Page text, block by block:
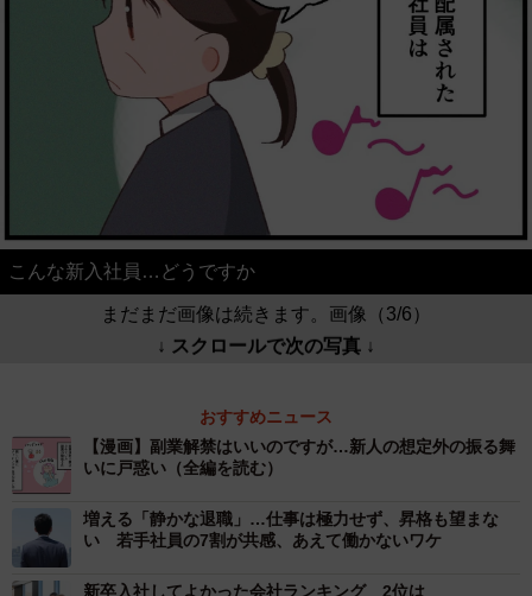
こんな新入社員…どうですか
まだまだ画像は続きます。画像（3/6）
↓ スクロールで次の写真 ↓
おすすめニュース
【漫画】副業解禁はいいのですが…新人の想定外の振る舞
いに戸惑い（全編を読む）
増える「静かな退職」…仕事は極力せず、昇格も望まな
い 若手社員の7割が共感、あえて働かないワケ
新卒入社してよかった会社ランキング 2位は